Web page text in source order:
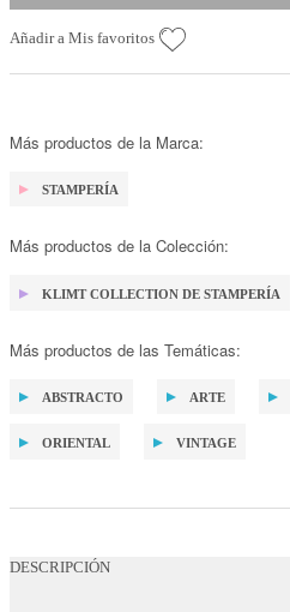
Añadir a Mis favoritos
Más productos de la Marca:
STAMPERÍA
Más productos de la Colección:
KLIMT COLLECTION DE STAMPERÍA
Más productos de las Temáticas:
ABSTRACTO ARTE
ORIENTAL VINTAGE
DESCRIPCIÓN